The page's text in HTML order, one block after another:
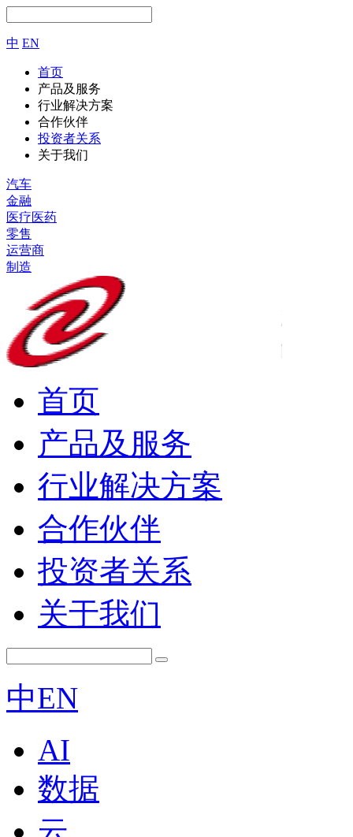
中 EN
首页
产品及服务
行业解决方案
合作伙伴
投资者关系
关于我们
汽车
金融
医疗医药
零售
运营商
制造
首页
产品及服务
行业解决方案
合作伙伴
投资者关系
关于我们
中EN
AI
数据